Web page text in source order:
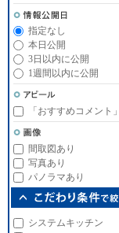
指定なし
本日公開
3日以内に公開
1週間以内に公開
「おすすめコメント
間取図あり
写真あり
パノラマあり
システムキッチン